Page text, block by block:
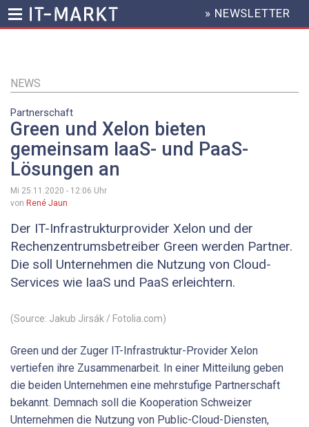
Inhalt
HEADER
MENU
» NEWSLETTER
NEWS
Partnerschaft
Green und Xelon bieten
gemeinsam IaaS- und PaaS-
Lösungen an
Mi 25.11.2020 - 12:06 Uhr
von René Jaun
Der IT-Infrastrukturprovider Xelon und der
Rechenzentrumsbetreiber Green werden Partner.
Die soll Unternehmen die Nutzung von Cloud-
Services wie IaaS und PaaS erleichtern.
(Source: Jakub Jirsák / Fotolia.com)
Green und der Zuger IT-Infrastruktur-Provider Xelon
vertiefen ihre Zusammenarbeit. In einer Mitteilung geben
die beiden Unternehmen eine mehrstufige Partnerschaft
bekannt. Demnach soll die Kooperation Schweizer
Unternehmen die Nutzung von Public-Cloud-Diensten,